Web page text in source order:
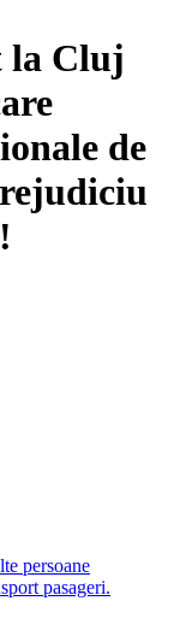
la Cluj
de